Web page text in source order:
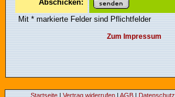
Abschicken:
Mit * markierte Felder sind Pflichtfelder
Zum Impressum
Startseite| Vertrag widerrufen| AGB| Datenschutz